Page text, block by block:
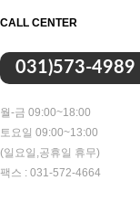
CALL CENTER
031)573-4989
월-금 09:00~18:00
토요일 09:00~13:00
(일요일,공휴일 휴무)
팩스 : 031-572-4664